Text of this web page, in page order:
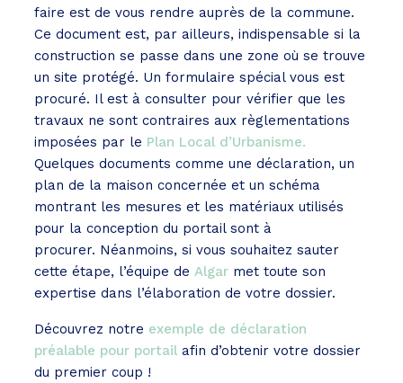
faire est de vous rendre auprès de la commune.
Ce document est, par ailleurs, indispensable si la
construction se passe dans une zone où se trouve
un site protégé. Un formulaire spécial vous est
procuré. Il est à consulter pour vérifier que les
travaux ne sont contraires aux règlementations
imposées par le Plan Local d’Urbanisme.
Quelques documents comme une déclaration, un
plan de la maison concernée et un schéma
montrant les mesures et les matériaux utilisés
pour la conception du portail sont à
procurer. Néanmoins, si vous souhaitez sauter
cette étape, l’équipe de Algar met toute son
expertise dans l’élaboration de votre dossier.
Découvrez notre exemple de déclaration
préalable pour portail afin d’obtenir votre dossier
du premier coup !